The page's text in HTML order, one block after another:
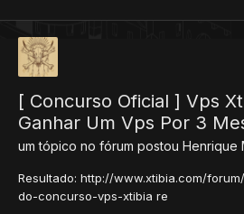
[ Concurso Oficial ] Vps
Ganhar Um Vps Por 3
um tópico no fórum postou Henrique
Resultado: http://www.xtibia.com/
do-concurso-vps-xtibia re